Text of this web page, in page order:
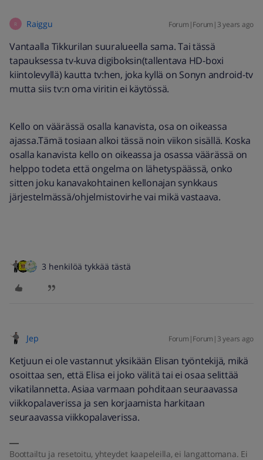
R Raiggu Forum|Forum|3 years ago
Vantaalla Tikkurilan suuralueella sama. Tai tässä
tapauksessa tv-kuva digiboksin(tallentava HD-boxi
kiintolevyllä) kautta tv:hen, joka kyllä on Sonyn android-tv
mutta siis tv:n oma viritin ei käytössä.
Kello on väärässä osalla kanavista, osa on oikeassa
ajassa.Tämä tosiaan alkoi tässä noin viikon sisällä. Koska
osalla kanavista kello on oikeassa ja osassa väärässä on
helppo todeta että ongelma on lähetyspäässä, onko
sitten joku kanavakohtainen kellonajan synkkaus
järjestelmässä/ohjelmistovirhe vai mikä vastaava.
3 henkilöä tykkää tästä
Jep Forum|Forum|3 years ago
Ketjuun ei ole vastannut yksikään Elisan työntekijä, mikä
osoittaa sen, että Elisa ei joko välitä tai ei osaa selittää
vikatilannetta. Asiaa varmaan pohditaan seuraavassa
viikkopalaverissa ja sen korjaamista harkitaan
seuraavassa viikkopalaverissa.
Boottailtu ja resetoitu, yhteydet kaapeleilla, ei langattomana. Ei